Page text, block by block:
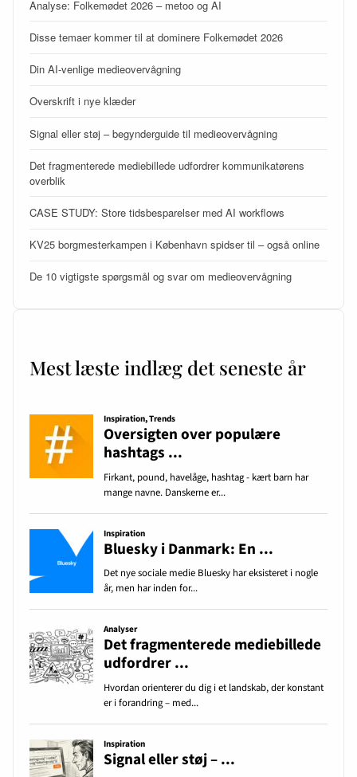
Analyse: Folkemødet 2026 – metoo og AI
Disse temaer kommer til at dominere Folkemødet 2026
Din AI-venlige medieovervågning
Overskrift i nye klæder
Signal eller støj – begynderguide til medieovervågning
Det fragmenterede mediebillede udfordrer kommunikatørens
overblik
CASE STUDY: Store tidsbesparelser med AI workflows
KV25 borgmesterkampen i København spidser til – også online
De 10 vigtigste spørgsmål og svar om medieovervågning
Mest læste indlæg det seneste år